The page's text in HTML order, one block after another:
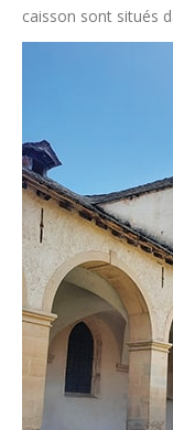
caisson sont situés